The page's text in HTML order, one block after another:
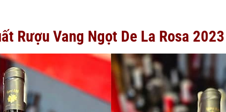
Rượu Vang Ngọt De La Rosa 2023